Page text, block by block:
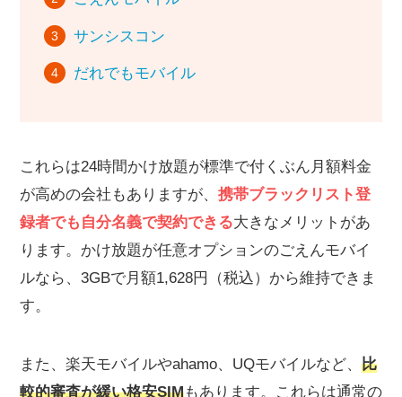
UQモバイル｜一括購入なら与信審査を回避できる
リンクスメイト｜職業や収入の記載が不要で審査に通
格安SIM契約時の審査には3種類ある
契約審査｜基本的な本人確認と審査基準
分割審査｜端末購入時に実施される与信審査
名義変更審査｜契約者変更時に行われる確認
格安SIMの審査に通りやすくするコツ
本人確認書類は最新かつICチップが読み取れるものを
用意する
サンシスコン
だれでもモバイル
これらは24時間かけ放題が標準で付くぶん月額料金
が高めの会社もありますが、 携帯ブラックリスト登
録者でも自分名義で契約できる大きなメリットがあ
ります。かけ放題が任意オプションのごえんモバイ
ルなら、3GBで月額1,628円（税込）から維持できま
す。
また、楽天モバイルやahamo、UQモバイルなど、 比
較的審査が緩い格安SIMもあります。これらは通常の